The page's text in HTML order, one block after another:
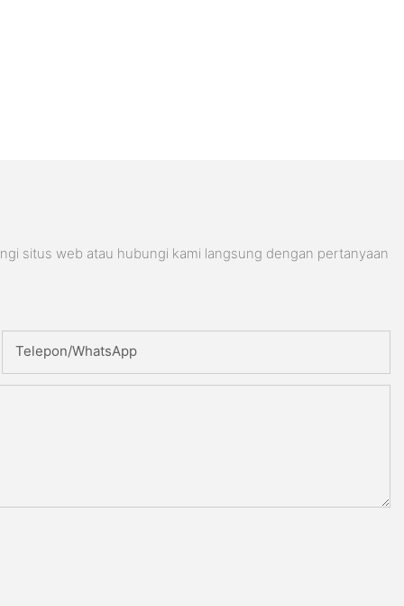
situs web atau hubungi kami langsung dengan pertanyaan
Telepon/WhatsApp